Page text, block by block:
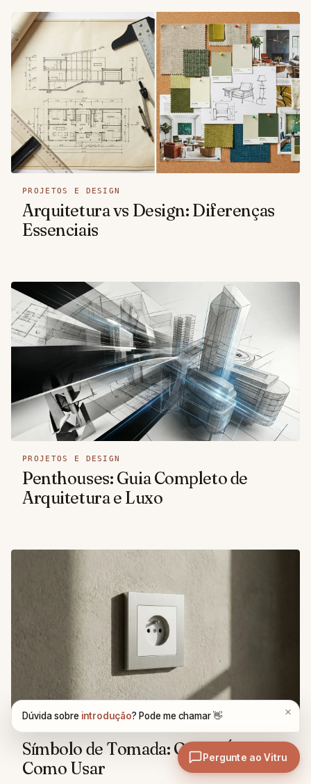
PROJETOS E DESIGN
Arquitetura vs Design: Diferenças
Essenciais
PROJETOS E DESIGN
Penthouses: Guia Completo de
Arquitetura e Luxo
Símbolo de Tomada: O Que É e
Como Usar